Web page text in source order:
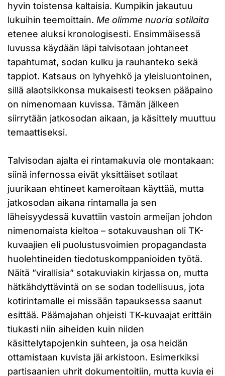
hyvin toistensa kaltaisia. Kumpikin jakautuu
lukuihin teemoittain. Me olimme nuoria sotilaita
etenee aluksi kronologisesti. Ensimmäisessä
luvussa käydään läpi talvisotaan johtaneet
tapahtumat, sodan kulku ja rauhanteko sekä
tappiot. Katsaus on lyhyehkö ja yleisluontoinen,
sillä alaotsikkonsa mukaisesti teoksen pääpaino
on nimenomaan kuvissa. Tämän jälkeen
siirrytään jatkosodan aikaan, ja käsittely muuttuu
temaattiseksi.
Talvisodan ajalta ei rintamakuvia ole montakaan:
siinä infernossa eivät yksittäiset sotilaat
juurikaan ehtineet kameroitaan käyttää, mutta
jatkosodan aikana rintamalla ja sen
läheisyydessä kuvattiin vastoin armeijan johdon
nimenomaista kieltoa – sotakuvaushan oli TK-
kuvaajien eli puolustusvoimien propagandasta
huolehtineiden tiedotuskomppanioiden työtä.
Näitä ”virallisia” sotakuviakin kirjassa on, mutta
hätkähdyttävintä on se sodan todellisuus, jota
kotirintamalle ei missään tapauksessa saanut
esittää. Päämajahan ohjeisti TK-kuvaajat erittäin
tiukasti niin aiheiden kuin niiden
käsittelytapojenkin suhteen, ja osa heidän
ottamistaan kuvista jäi arkistoon. Esimerkiksi
partisaanien uhrit dokumentoitiin, mutta kuvia ei